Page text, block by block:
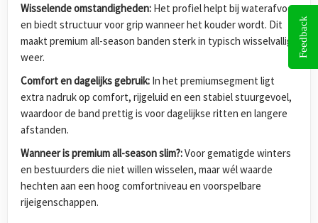
Wisselende omstandigheden: Het profiel helpt bij waterafvoer
en biedt structuur voor grip wanneer het kouder wordt. Dit
maakt premium all-season banden sterk in typisch wisselvallig
weer.
Comfort en dagelijks gebruik: In het premiumsegment ligt
extra nadruk op comfort, rijgeluid en een stabiel stuurgevoel,
waardoor de band prettig is voor dagelijkse ritten en langere
afstanden.
Wanneer is premium all-season slim?:Voor gematigde winters
en bestuurders die niet willen wisselen, maar wél waarde
hechten aan een hoog comfortniveau en voorspelbare
rijeigenschappen.
Feedback